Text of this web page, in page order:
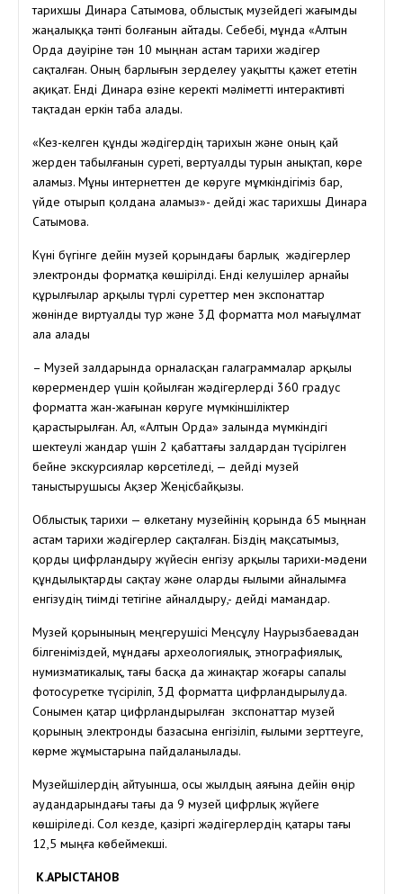
тарихшы Динара Сатымова, облыстық музейдегі жағымды
жаңалыққа тәнті болғанын айтады. Себебі, мұнда «Алтын
Орда дәуіріне тән 10 мыңнан астам тарихи жәдігер
сақталған. Оның барлығын зерделеу уақытты қажет ететін
ақиқат. Енді Динара өзіне керекті мәліметті интерактивті
тақтадан еркін таба алады.
«Кез-келген құнды жәдігердің тарихын және оның қай
жерден табылғанын суреті, вертуалды турын анықтап, көре
аламыз. Мұны интернеттен де көруге мұмкіндігіміз бар,
үйде отырып қолдана аламыз»- дейді жас тарихшы Динара
Сатымова.
Күні бүгінге дейін музей қорындағы барлық жәдігерлер
электронды форматқа көшірілді. Енді келушілер арнайы
құрылғылар арқылы түрлі суреттер мен экспонаттар
жөнінде виртуалды тур және 3Д форматта мол мағыұлмат
ала алады
– Музей залдарында орналасқан галаграммалар арқылы
көрермендер үшін қойылған жәдігерлерді 360 градус
форматта жан-жағынан көруге мүмкіншіліктер
қарастырылған. Ал, «Алтын Орда» залында мүмкіндігі
шектеулі жандар үшін 2 қабаттағы залдардан түсірілген
бейне экскурсиялар көрсетіледі, — дейді музей
таныстырушысы Ақзер Жеңісбайқызы.
Облыстық тарихи — өлкетану музейінің қорында 65 мыңнан
астам тарихи жәдігерлер сақталған. Біздің мақсатымыз,
қорды цифрландыру жүйесін енгізу арқылы тарихи-мәдени
құндылықтарды сақтау және оларды ғылыми айналымға
енгізудің тиімді тетігіне айналдыру,- дейді мамандар.
Музей қорынының меңгерушісі Меңсұлу Наурызбаевадан
білгеніміздей, мұндағы археологиялық, этнографиялық,
нумизматикалық, тағы басқа да жинақтар жоғары сапалы
фотосуретке түсіріліп, 3Д форматта цифрландырылуда.
Сонымен қатар цифрландырылған зкспонаттар музей
қорының электронды базасына енгізіліп, ғылыми зерттеуге,
көрме жұмыстарына пайдаланылады.
Музейшілердің айтуынша, осы жылдың аяғына дейін өңір
аудандарындағы тағы да 9 музей цифрлық жүйеге
көшіріледі. Сол кезде, қазіргі жәдігерлердің қатары тағы
12,5 мыңға көбеймекші.
К.АРЫСТАНОВ